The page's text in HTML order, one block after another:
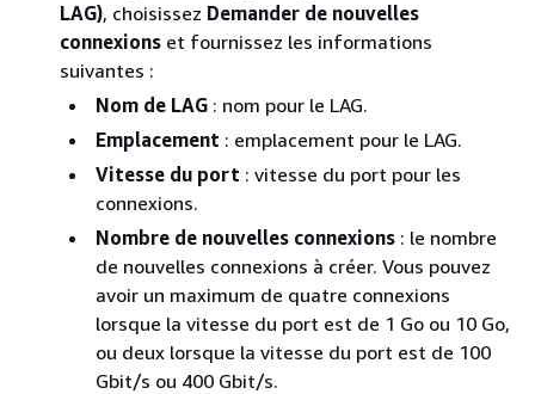
LAG), choisissez Demander de nouvelles
connexions et fournissez les informations
suivantes :
Nom de LAG : nom pour le LAG.
Emplacement : emplacement pour le LAG.
Vitesse du port : vitesse du port pour les
connexions.
Nombre de nouvelles connexions : le nombre
de nouvelles connexions à créer. Vous pouvez
avoir un maximum de quatre connexions
lorsque la vitesse du port est de 1 Go ou 10 Go,
ou deux lorsque la vitesse du port est de 100
Gbit/s ou 400 Gbit/s.